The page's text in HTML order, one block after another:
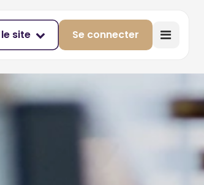
site Se connecter